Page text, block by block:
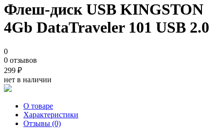
Флеш-диск USB KINGSTON
4Gb DataTraveler 101 USB 2.0
0
0 отзывов
299 ₽
нет в наличии
О товаре
Характеристики
Отзывы (0)